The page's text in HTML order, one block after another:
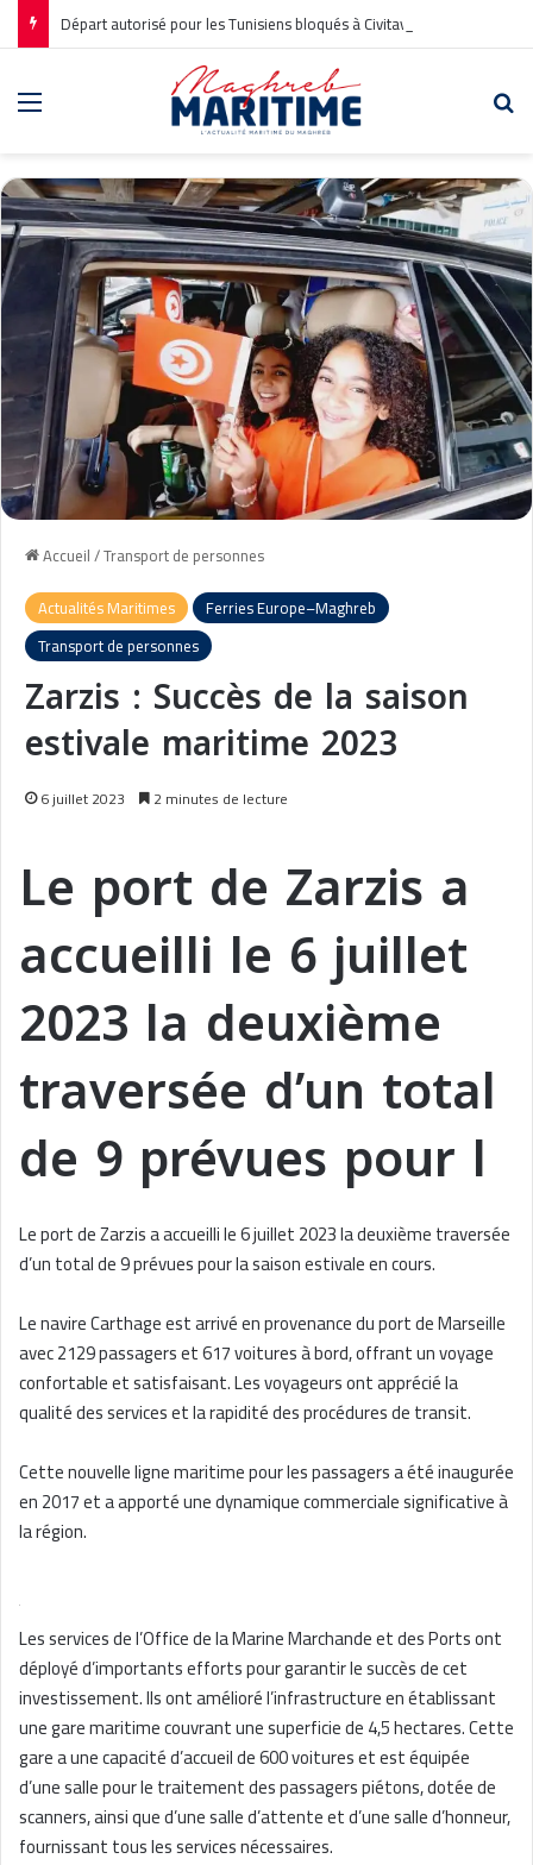
Départ autorisé pour les Tunisiens bloqués à Civitavecchia
Accueil/Transport de personnes
Actualités Maritimes
Ferries Europe–Maghreb
Transport de personnes
Zarzis : Succès de la saison
estivale maritime 2023
6 juillet 2023 2 minutes de lecture
Le port de Zarzis a
accueilli le 6 juillet
2023 la deuxième
traversée d’un total
de 9 prévues pour l
Le port de Zarzis a accueilli le 6 juillet 2023 la deuxième traversée
d’un total de 9 prévues pour la saison estivale en cours.
Le navire Carthage est arrivé en provenance du port de Marseille
avec 2129 passagers et 617 voitures à bord, offrant un voyage
confortable et satisfaisant. Les voyageurs ont apprécié la
qualité des services et la rapidité des procédures de transit.
Cette nouvelle ligne maritime pour les passagers a été inaugurée
en 2017 et a apporté une dynamique commerciale significative à
la région.
Les services de l’Office de la Marine Marchande et des Ports ont
déployé d’importants efforts pour garantir le succès de cet
investissement. Ils ont amélioré l’infrastructure en établissant
une gare maritime couvrant une superficie de 4,5 hectares. Cette
gare a une capacité d’accueil de 600 voitures et est équipée
d’une salle pour le traitement des passagers piétons, dotée de
scanners, ainsi que d’une salle d’attente et d’une salle d’honneur,
fournissant tous les services nécessaires.